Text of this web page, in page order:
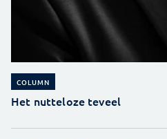
COLUMN
Het nutteloze teveel